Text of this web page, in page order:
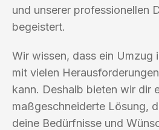
und unserer professionellen
begeistert.
Wir wissen, dass ein Umzug
mit vielen
kann. Deshalb bieten wir dir
maßgeschneiderte Lösung,
deine Bedürfnisse und